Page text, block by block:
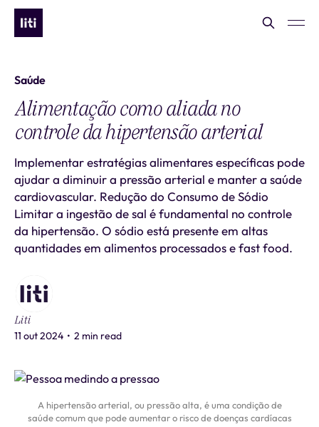
Saúde
Alimentação como aliada no
controle da hipertensão arterial
Implementar estratégias alimentares específicas pode
ajudar a diminuir a pressão arterial e manter a saúde
cardiovascular. Redução do Consumo de Sódio
Limitar a ingestão de sal é fundamental no controle
da hipertensão. O sódio está presente em altas
quantidades em alimentos processados e fast food.
Liti
11 out 2024 • 2 min read
A hipertensão arterial, ou pressão alta, é uma condição de
saúde comum que pode aumentar o risco de doenças cardíacas